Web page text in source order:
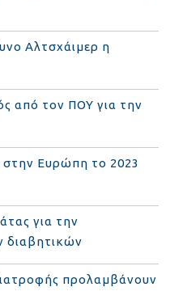
Αλτσχάιμερ η
από τον ΠΟΥ για την
στην Ευρώπη το 2023
για την
διαβητικών
προλαμβάνουν